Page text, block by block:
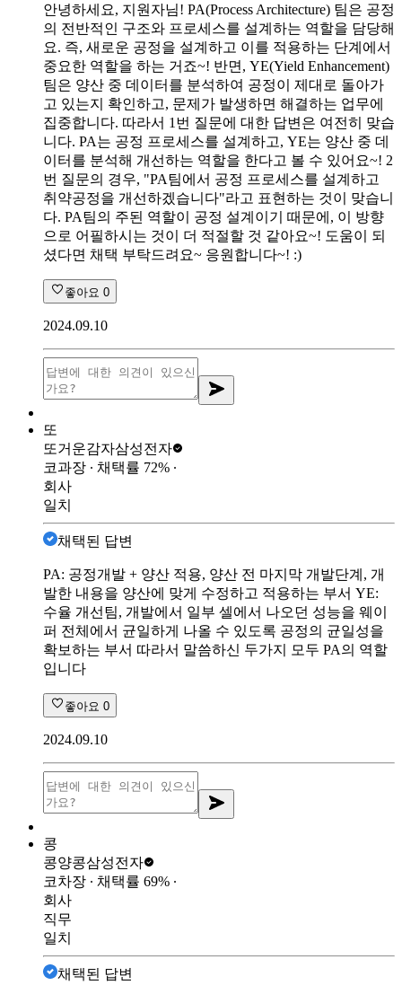
안녕하세요, 지원자님! PA(Process Architecture) 팀은 공정
의 전반적인 구조와 프로세스를 설계하는 역할을 담당해
요. 즉, 새로운 공정을 설계하고 이를 적용하는 단계에서
중요한 역할을 하는 거죠~! 반면, YE(Yield Enhancement)
팀은 양산 중 데이터를 분석하여 공정이 제대로 돌아가
고 있는지 확인하고, 문제가 발생하면 해결하는 업무에
집중합니다. 따라서 1번 질문에 대한 답변은 여전히 맞습
니다. PA는 공정 프로세스를 설계하고, YE는 양산 중 데
이터를 분석해 개선하는 역할을 한다고 볼 수 있어요~! 2
번 질문의 경우, "PA팀에서 공정 프로세스를 설계하고
취약공정을 개선하겠습니다"라고 표현하는 것이 맞습니
다. PA팀의 주된 역할이 공정 설계이기 때문에, 이 방향
으로 어필하시는 것이 더 적절할 것 같아요~! 도움이 되
셨다면 채택 부탁드려요~ 응원합니다~! :)
좋아요 0
2024.09.10
또
또거운감자삼성전자
코과장 ∙ 채택률 72% ∙
회사
일치
채택된 답변
PA: 공정개발 + 양산 적용, 양산 전 마지막 개발단계, 개
발한 내용을 양산에 맞게 수정하고 적용하는 부서 YE:
수율 개선팀, 개발에서 일부 셀에서 나오던 성능을 웨이
퍼 전체에서 균일하게 나올 수 있도록 공정의 균일성을
확보하는 부서 따라서 말씀하신 두가지 모두 PA의 역할
입니다
좋아요 0
2024.09.10
콩
콩양콩삼성전자
코차장 ∙ 채택률 69% ∙
회사
직무
일치
채택된 답변